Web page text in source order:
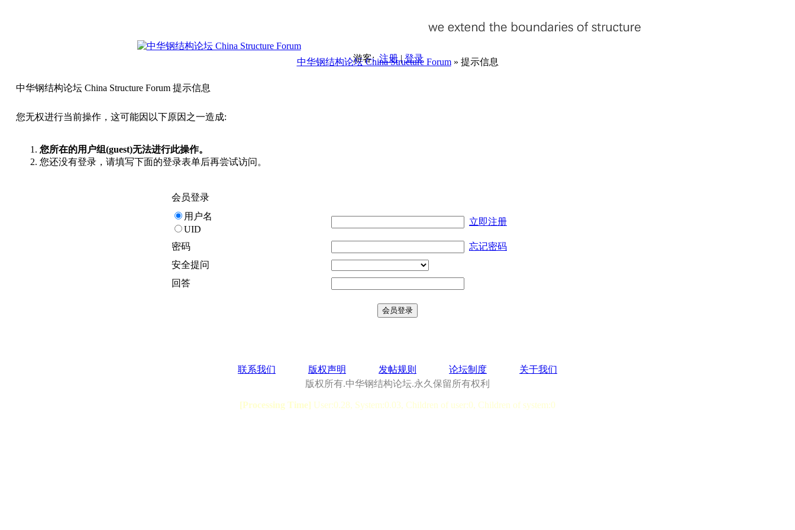
游客:注册|登录
中华钢结构论坛 China Structure Forum» 提示信息
中华钢结构论坛 China Structure Forum 提示信息
您无权进行当前操作，这可能因以下原因之一造成:
您所在的用户组(guest)无法进行此操作。
您还没有登录，请填写下面的登录表单后再尝试访问。
会员登录
用户名
UID
立即注册
密码
忘记密码
安全提问
回答
联系我们 版权声明 发帖规则 论坛制度
关于我们
版权所有.中华钢结构论坛.永久保留所有权利
[Processing Time] User:0.28, System:0.03, Children of user:0, Children of system:0